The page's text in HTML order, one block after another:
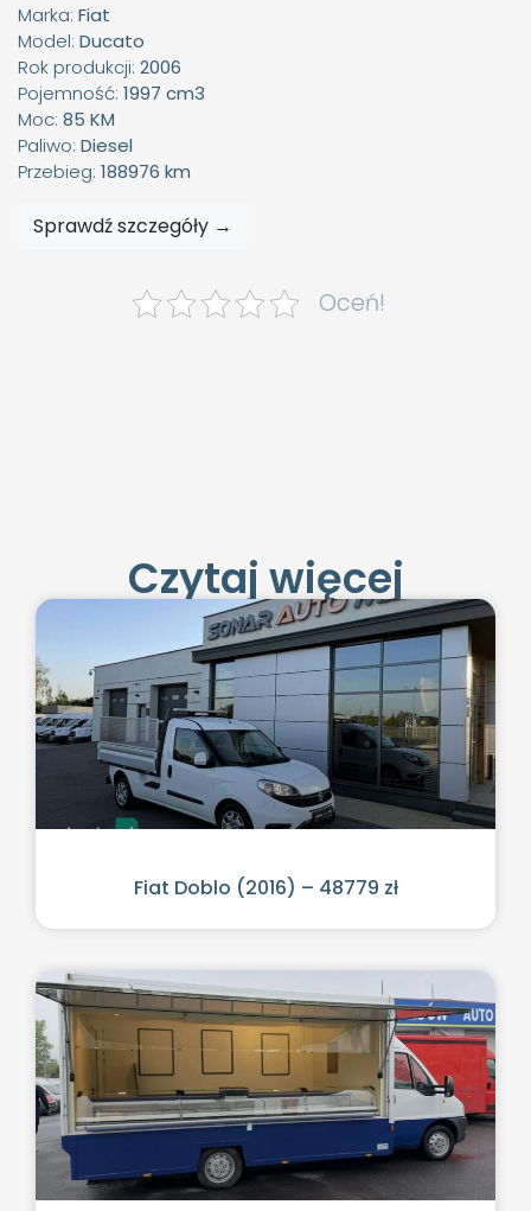
Marka: Fiat
Model: Ducato
Rok produkcji: 2006
Pojemność: 1997 cm3
Moc: 85 KM
Paliwo: Diesel
Przebieg: 188976 km
Sprawdź szczegóły →
Oceń!
Czytaj więcej
Fiat Doblo (2016) – 48779 zł